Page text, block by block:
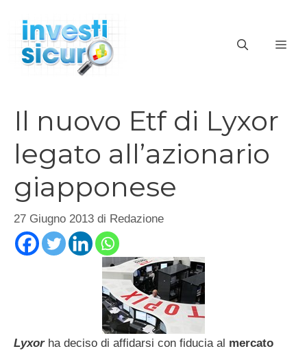
contenuto
Il nuovo Etf di Lyxor
legato all’azionario
giapponese
27 Giugno 2013 di Redazione
Lyxorha deciso di affidarsi con fiducia al mercato